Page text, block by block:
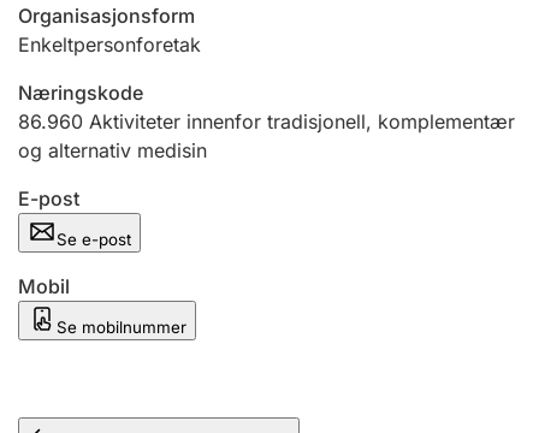
Ektepaktveileder
Offentlig sektor
Andre tema
Organisasjonsform
Enkeltpersonforetak
Næringskode
86.960 Aktiviteter innenfor tradisjonell, komplementær
og alternativ medisin
E-post
Se e-post
Mobil
Se mobilnummer